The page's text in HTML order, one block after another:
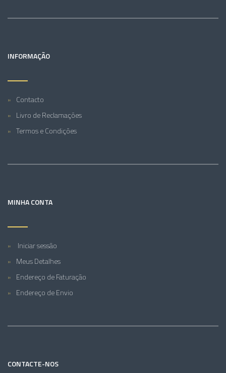
INFORMAÇÃO
Contacto
Livro de Reclamações
Termos e Condições
MINHA CONTA
Iniciar sessão
Meus Detalhes
Endereço de Faturação
Endereço de Envio
CONTACTE-NOS